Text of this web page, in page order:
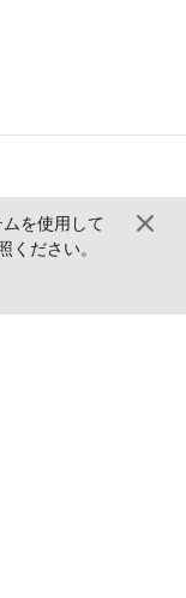
を使用して
ください。